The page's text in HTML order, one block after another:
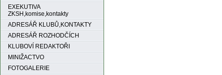
EXEKUTIVA
ZKSH,komise,kontakty
ADRESÁŘ KLUBŮ,KONTAKTY
ADRESÁŘ ROZHODČÍCH
KLUBOVÍ REDAKTOŘI
MINIŽACTVO
FOTOGALERIE